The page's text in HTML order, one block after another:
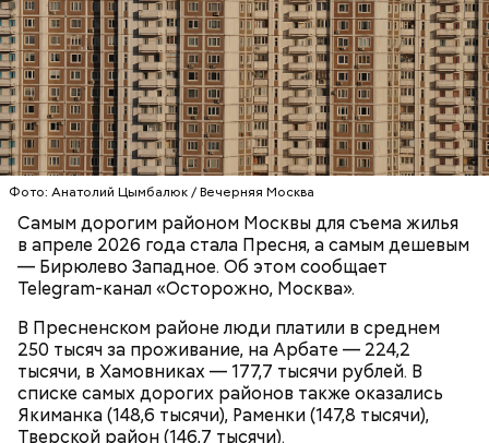
Фото: Анатолий Цымбалюк / Вечерняя Москва
Самым дорогим районом Москвы для съема жилья
в апреле 2026 года стала Пресня, а самым дешевым
— Бирюлево Западное. Об этом сообщает
Telegram-канал «Осторожно, Москва».
В Пресненском районе люди платили в среднем
250 тысяч за проживание, на Арбате — 224,2
тысячи, в Хамовниках — 177,7 тысячи рублей. В
списке самых дорогих районов также оказались
Якиманка (148,6 тысячи), Раменки (147,8 тысячи),
Тверской район (146,7 тысячи).
От новичка к профи:
«Абилимпикс» помогает в
трудоустройстве москвичам с
особенностями здоровья
Лучшая техника
лаборатория для бариста с профессиональными
кофемашинами и инструментами, где уже
занимаются более 500 студентов.
Диплом по цене квартиры: из чего
складывается стоимость
обучения в вузах и какие
профессии будут престижными
ПРЯМАЯ РЕЧЬ